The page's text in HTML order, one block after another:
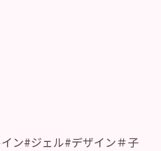
ン#ジェル#デザイン＃子